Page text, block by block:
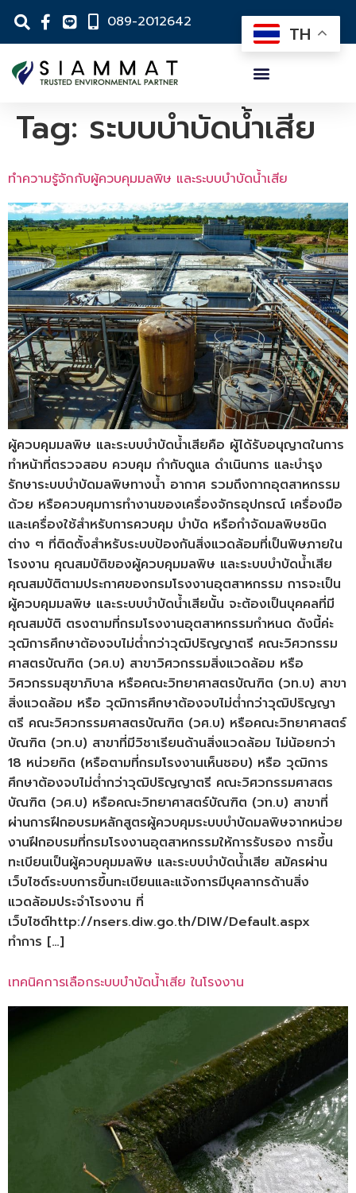
089-2012642
Tag: ระบบบำบัดน้ำเสีย
ทำความรู้จักกับผู้ควบคุมมลพิษ และระบบบำบัดน้ำเสีย
ผู้ควบคุมมลพิษ และระบบบำบัดน้ำเสียคือ ผู้ได้รับอนุญาตในการ
ทำหน้าที่ตรวจสอบ ควบคุม กำกับดูแล ดำเนินการ และบำรุง
รักษาระบบบำบัดมลพิษทางน้ำ อากาศ รวมถึงกากอุตสาหกรรม
ด้วย หรือควบคุมการทำงานของเครื่องจักรอุปกรณ์ เครื่องมือ
และเครื่องใช้สำหรับการควบคุม บำบัด หรือกำจัดมลพิษชนิด
ต่าง ๆ ที่ติดตั้งสำหรับระบบป้องกันสิ่งแวดล้อมที่เป็นพิษภายใน
โรงงาน คุณสมบัติของผู้ควบคุมมลพิษ และระบบบำบัดน้ำเสีย
คุณสมบัติตามประกาศของกรมโรงงานอุตสาหกรรม การจะเป็น
ผู้ควบคุมมลพิษ และระบบบำบัดน้ำเสียนั้น จะต้องเป็นบุคคลที่มี
คุณสมบัติ ตรงตามที่กรมโรงงานอุตสาหกรรมกำหนด ดังนี้ค่ะ
วุฒิการศึกษาต้องจบไม่ต่ำกว่าวุฒิปริญญาตรี คณะวิศวกรรม
ศาสตรบัณฑิต (วศ.บ) สาขาวิศวกรรมสิ่งแวดล้อม หรือ
วิศวกรรมสุขาภิบาล หรือคณะวิทยาศาสตรบัณฑิต (วท.บ) สาขา
สิ่งแวดล้อม หรือ วุฒิการศึกษาต้องจบไม่ต่ำกว่าวุฒิปริญญา
ตรี คณะวิศวกรรมศาสตรบัณฑิต (วศ.บ) หรือคณะวิทยาศาสตร์
บัณฑิต (วท.บ) สาขาที่มีวิชาเรียนด้านสิ่งแวดล้อม ไม่น้อยกว่า
18 หน่วยกิต (หรือตามที่กรมโรงงานเห็นชอบ) หรือ วุฒิการ
ศึกษาต้องจบไม่ต่ำกว่าวุฒิปริญญาตรี คณะวิศวกรรมศาสตร
บัณฑิต (วศ.บ) หรือคณะวิทยาศาสตร์บัณฑิต (วท.บ) สาขาที่
ผ่านการฝึกอบรมหลักสูตรผู้ควบคุมระบบบำบัดมลพิษจากหน่วย
งานฝึกอบรมที่กรมโรงงานอุตสาหกรรมให้การรับรอง การขึ้น
ทะเบียนเป็นผู้ควบคุมมลพิษ และระบบบำบัดน้ำเสีย สมัครผ่าน
เว็บไซต์ระบบการขึ้นทะเบียนและแจ้งการมีบุคลากรด้านสิ่ง
แวดล้อมประจำโรงงาน ที่
เว็บไซต์http://nsers.diw.go.th/DIW/Default.aspx
ทำการ […]
เทคนิคการเลือกระบบบำบัดน้ำเสีย ในโรงงาน
TH